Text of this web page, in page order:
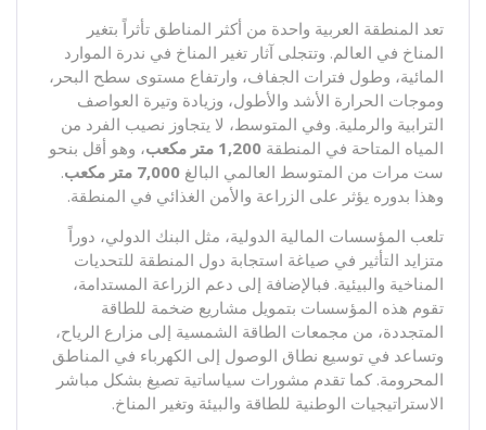
تعد المنطقة العربية واحدة من أكثر المناطق تأثراً بتغير
المناخ في العالم. وتتجلى آثار تغير المناخ في ندرة الموارد
المائية، وطول فترات الجفاف، وارتفاع مستوى سطح البحر،
وموجات الحرارة الأشد والأطول، وزيادة وتيرة العواصف
الترابية والرملية. وفي المتوسط، لا يتجاوز نصيب الفرد من
المياه المتاحة في المنطقة 1,200 متر مكعب، وهو أقل بنحو
ست مرات من المتوسط العالمي البالغ 7,000 متر مكعب.
وهذا بدوره يؤثر على الزراعة والأمن الغذائي في المنطقة.
تلعب المؤسسات المالية الدولية، مثل البنك الدولي، دوراً
متزايد التأثير في صياغة استجابة دول المنطقة للتحديات
المناخية والبيئية. فبالإضافة إلى دعم الزراعة المستدامة،
تقوم هذه المؤسسات بتمويل مشاريع ضخمة للطاقة
المتجددة، من مجمعات الطاقة الشمسية إلى مزارع الرياح،
وتساعد في توسيع نطاق الوصول إلى الكهرباء في المناطق
المحرومة. كما تقدم مشورات سياساتية تصيغ بشكل مباشر
الاستراتيجيات الوطنية للطاقة والبيئة وتغير المناخ.